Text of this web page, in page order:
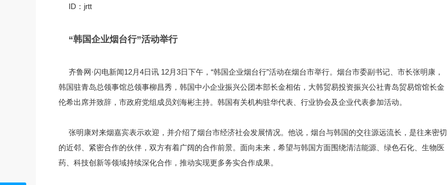
ID：jrtt
“韩国企业烟台行”活动举行
齐鲁网·闪电新闻12月4日讯 12月3日下午，“韩国企业烟台行”活动在烟台市举行。烟台市委副书记、市长张明康，
韩国驻青岛总领事馆总领事柳昌秀，韩国中小企业振兴公团本部长金相佑，大韩贸易投资振兴公社青岛贸易馆馆长金
伦希出席并致辞，市政府党组成员刘海彬主持。韩国有关机构驻华代表、行业协会及企业代表参加活动。
张明康对来烟嘉宾表示欢迎，并介绍了烟台市经济社会发展情况。他说，烟台与韩国的交往源远流长，是往来密切
的近邻、紧密合作的伙伴，双方有着广阔的合作前景。面向未来，希望与韩国方面围绕清洁能源、绿色石化、生物医
药、科技创新等领域持续深化合作，推动实现更多务实合作成果。